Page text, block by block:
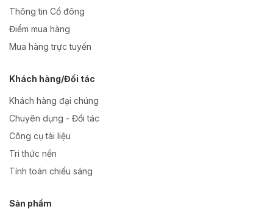
Thông tin Cổ đông
Điểm mua hàng
Mua hàng trực tuyến
Khách hàng/Đối tác
Khách hàng đại chúng
Chuyên dụng - Đối tác
Công cụ tài liệu
Tri thức nền
Tính toán chiếu sáng
Sản phẩm